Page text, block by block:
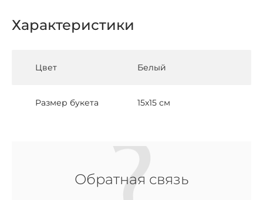
Характеристики
Цвет Белый
Размер букета 15х15 см
Обратная связь